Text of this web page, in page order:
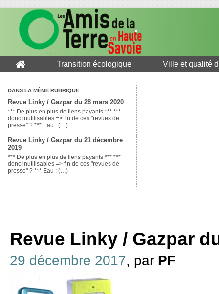
Transition écologique Ville et qualité
DANS LA MÊME RUBRIQUE
Revue Linky / Gazpar du 28 mars 2020
*** De plus en plus de liens payants *** ***
donc inutilisables => fin de ces "revues de
presse" ? *** Eau : (…)
Revue Linky / Gazpar du 21 décembre
2019
*** De plus en plus de liens payants *** ***
donc inutilisables => fin de ces "revues de
presse" ? *** Eau : (…)
Revue Linky / Gazpar
29 décembre 2017, par PF